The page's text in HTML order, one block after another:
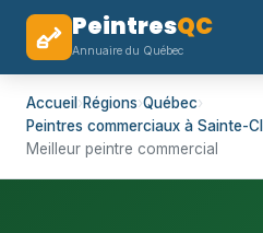
PeintresQC
Annuaire du Québec
Accueil ›Régions›Québec›
Peintres commerciaux à Sainte-
Meilleur peintre commercial